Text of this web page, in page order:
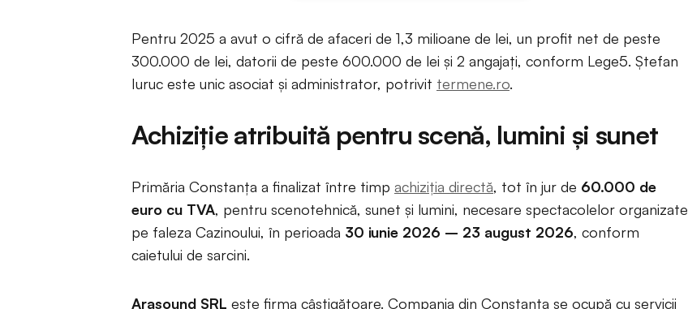
Pentru 2025 a avut o cifră de afaceri de 1,3 milioane de lei, un profit net de peste
300.000 de lei, datorii de peste 600.000 de lei și 2 angajați, conform Lege5. Ștefan
Iuruc este unic asociat și administrator, potrivit termene.ro.
Achiziție atribuită pentru scenă, lumini și sunet
Primăria Constanța a finalizat între timp achiziția directă, tot în jur de 60.000 de
euro cu TVA, pentru scenotehnică, sunet și lumini, necesare spectacolelor organizate
pe faleza Cazinoului, în perioada 30 iunie 2026 – 23 august 2026, conform
caietului de sarcini.
Arasound SRL este firma câștigătoare. Compania din Constanța se ocupă cu servicii